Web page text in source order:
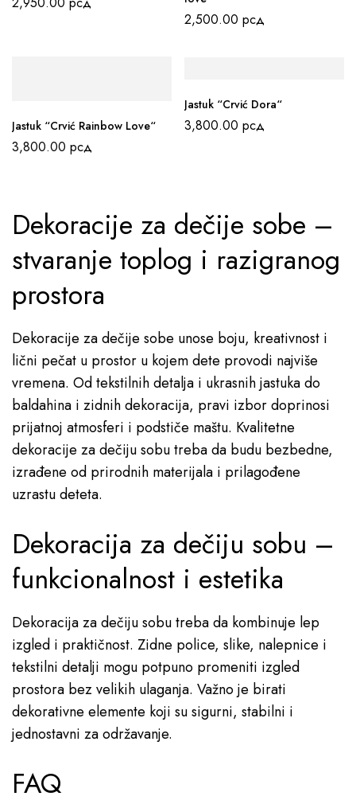
2,500.00 рсд
Jastuk “Crvić Rainbow Love“
3,800.00 рсд
Jastuk “Crvić Dora“
3,800.00 рсд
Dekoracije za dečije sobe –
stvaranje toplog i razigranog
prostora
Dekoracije za dečije sobe unose boju, kreativnost i
lični pečat u prostor u kojem dete provodi najviše
vremena. Od tekstilnih detalja i ukrasnih jastuka do
baldahina i zidnih dekoracija, pravi izbor doprinosi
prijatnoj atmosferi i podstiče maštu. Kvalitetne
dekoracije za dečiju sobu treba da budu bezbedne,
izrađene od prirodnih materijala i prilagođene
uzrastu deteta.
Dekoracija za dečiju sobu –
funkcionalnost i estetika
Dekoracija za dečiju sobu treba da kombinuje lep
izgled i praktičnost. Zidne police, slike, nalepnice i
tekstilni detalji mogu potpuno promeniti izgled
prostora bez velikih ulaganja. Važno je birati
dekorativne elemente koji su sigurni, stabilni i
jednostavni za održavanje.
FAQ